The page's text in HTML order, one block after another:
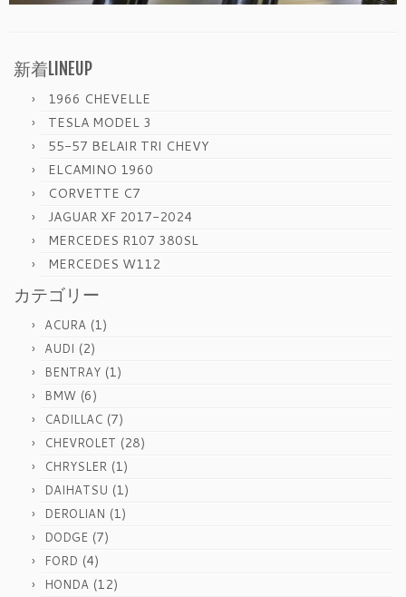
新着LINEUP
1966 CHEVELLE
TESLA MODEL 3
55-57 BELAIR TRI CHEVY
ELCAMINO 1960
CORVETTE C7
JAGUAR XF 2017-2024
MERCEDES R107 380SL
MERCEDES W112
カテゴリー
ACURA (1)
AUDI (2)
BENTRAY (1)
BMW (6)
CADILLAC (7)
CHEVROLET (28)
CHRYSLER (1)
DAIHATSU (1)
DEROLIAN (1)
DODGE (7)
FORD (4)
HONDA (12)